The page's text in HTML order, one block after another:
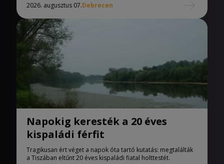
2026. augusztus 07.Debrecen
Napokig keresték a 20 éves
kispaládi férfit
Tragikusan ért véget a napok óta tartó kutatás: megtalálták
a Tiszában eltűnt 20 éves kispaládi fiatal holttestét.